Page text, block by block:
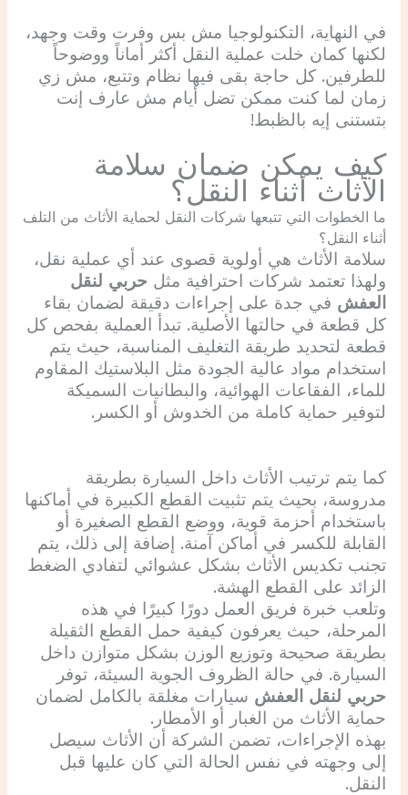
في النهاية، التكنولوجيا مش بس وفرت وقت وجهد،
لكنها كمان خلت عملية النقل أكثر أماناً ووضوحاً
للطرفين. كل حاجة بقى فيها نظام وتتبع، مش زي
زمان لما كنت ممكن تضل أيام مش عارف إنت
بتستنى إيه بالظبط!
كيف يمكن ضمان سلامة
الأثاث أثناء النقل؟
ما الخطوات التي تتبعها شركات النقل لحماية الأثاث من التلف
أثناء النقل؟
سلامة الأثاث هي أولوية قصوى عند أي عملية نقل،
ولهذا تعتمد شركات احترافية مثل حربي لنقل
العفش في جدة على إجراءات دقيقة لضمان بقاء
كل قطعة في حالتها الأصلية. تبدأ العملية بفحص كل
قطعة لتحديد طريقة التغليف المناسبة، حيث يتم
استخدام مواد عالية الجودة مثل البلاستيك المقاوم
للماء، الفقاعات الهوائية، والبطانيات السميكة
لتوفير حماية كاملة من الخدوش أو الكسر.
كما يتم ترتيب الأثاث داخل السيارة بطريقة
مدروسة، بحيث يتم تثبيت القطع الكبيرة في أماكنها
باستخدام أحزمة قوية، ووضع القطع الصغيرة أو
القابلة للكسر في أماكن آمنة. إضافة إلى ذلك، يتم
تجنب تكديس الأثاث بشكل عشوائي لتفادي الضغط
الزائد على القطع الهشة.
وتلعب خبرة فريق العمل دورًا كبيرًا في هذه
المرحلة، حيث يعرفون كيفية حمل القطع الثقيلة
بطريقة صحيحة وتوزيع الوزن بشكل متوازن داخل
السيارة. في حالة الظروف الجوية السيئة، توفر
حربي لنقل العفش سيارات مغلقة بالكامل لضمان
حماية الأثاث من الغبار أو الأمطار.
بهذه الإجراءات، تضمن الشركة أن الأثاث سيصل
إلى وجهته في نفس الحالة التي كان عليها قبل
النقل.